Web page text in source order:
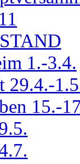
1.-3.4.
29.4.-
15.-